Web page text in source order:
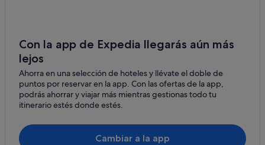
Robesonia hoteles
Stevens hoteles
Casas de huéspedes en Lancaster
Manheim hoteles
Narvon hoteles
Millersville hoteles
Con la app de Expedia llegarás aún más
lejos
Ahorra en una selección de hoteles y llévate el doble de
puntos por reservar en la app. Con las ofertas de la app,
podrás ahorrar y viajar más mientras gestionas todo tu
itinerario estés donde estés.
Cambiar a la app